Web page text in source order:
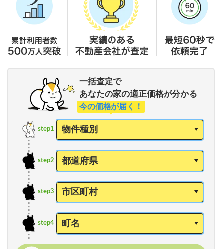
一括査定で
あなたの家の適正価格が分かる
今の価格が届く！
step1
step2
step3
step4